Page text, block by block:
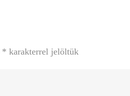
* karakterrel jelöltük